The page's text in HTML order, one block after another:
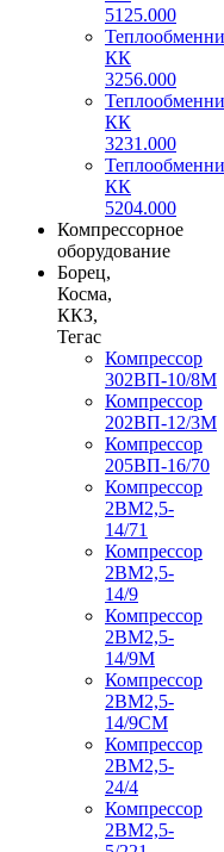
5125.000
КК
3256.000
КК
3231.000
КК
5204.000
Компрессорное
оборудование
Борец,
Косма,
ККЗ,
Тегас
Компрессор
302ВП-10/8М
Компрессор
202ВП-12/3М
Компрессор
205ВП-16/70
Компрессор
2ВМ2,5-
14/71
Компрессор
2ВМ2,5-
14/9
Компрессор
2ВМ2,5-
14/9М
Компрессор
2ВМ2,5-
14/9СМ
Компрессор
2ВМ2,5-
24/4
Компрессор
2ВМ2,5-